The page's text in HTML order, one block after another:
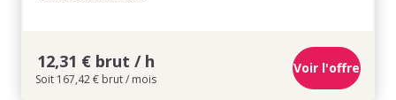
12,31 € brut / h
Soit 167,42 € brut / mois
Voir l'offre